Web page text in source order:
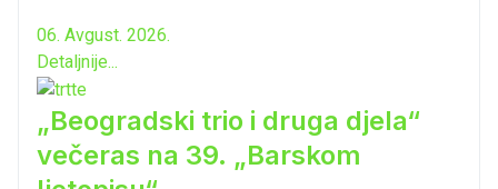
06. Avgust. 2026.
Detaljnije...
„Beogradski trio i druga djela“
večeras na 39. „Barskom